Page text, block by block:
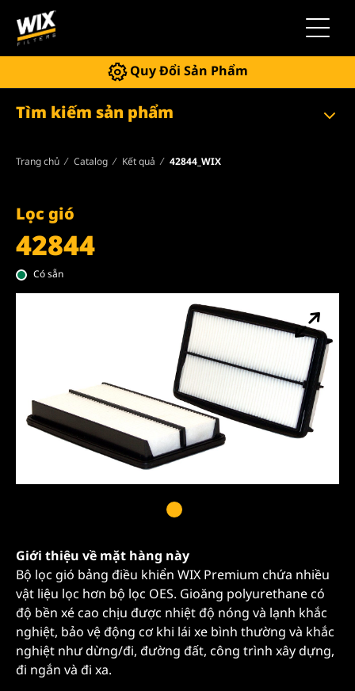
Quy Đổi Sản Phẩm
Tìm kiếm sản phẩm
Trang chủ Catalog Kết quả 42844_WIX
Lọc gió
42844
Có sẵn
Giới thiệu về mặt hàng này
Bộ lọc gió bảng điều khiển WIX Premium chứa nhiều
vật liệu lọc hơn bộ lọc OES. Gioăng polyurethane có
độ bền xé cao chịu được nhiệt độ nóng và lạnh khắc
nghiệt, bảo vệ động cơ khi lái xe bình thường và khắc
nghiệt như dừng/đi, đường đất, công trình xây dựng,
đi ngắn và đi xa.